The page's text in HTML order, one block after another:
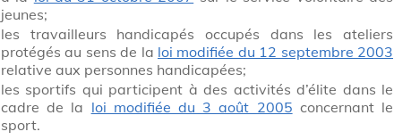
jeunes;
les travailleurs handicapés occupés dans les ateliers
protégés au sens de la loi modifiée du 12 septembre 2003
relative aux personnes handicapées;
les sportifs qui participent à des activités d’élite dans le
cadre de la loi modifiée du 3 août 2005 concernant le
sport.